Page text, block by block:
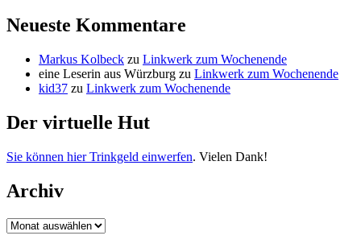
Neueste Kommentare
Markus Kolbeck zu Linkwerk zum Wochenende
eine Leserin aus Würzburg zu Linkwerk zum Wochenende
kid37 zu Linkwerk zum Wochenende
Der virtuelle Hut
Sie können hier Trinkgeld einwerfen. Vielen Dank!
Archiv
Archiv